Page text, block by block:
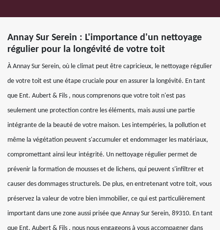
Annay Sur Serein : L'importance d'un nettoyage
régulier pour la longévité de votre toit
À Annay Sur Serein, où le climat peut être capricieux, le nettoyage régulier
de votre toit est une étape cruciale pour en assurer la longévité. En tant
que Ent. Aubert & Fils , nous comprenons que votre toit n'est pas
seulement une protection contre les éléments, mais aussi une partie
intégrante de la beauté de votre maison. Les intempéries, la pollution et
même la végétation peuvent s'accumuler et endommager les matériaux,
compromettant ainsi leur intégrité. Un nettoyage régulier permet de
prévenir la formation de mousses et de lichens, qui peuvent s'infiltrer et
causer des dommages structurels. De plus, en entretenant votre toit, vous
préservez la valeur de votre bien immobilier, ce qui est particulièrement
important dans une zone aussi prisée que Annay Sur Serein, 89310. En tant
que Ent. Aubert & Fils , nous nous engageons à vous accompagner dans